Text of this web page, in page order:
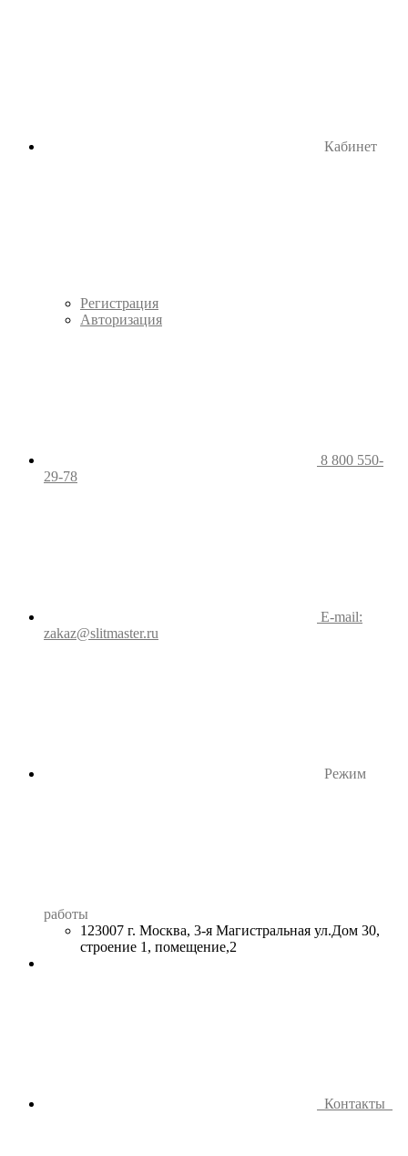
Кабинет
Регистрация
Авторизация
8 800 550-
29-78
E-mail:
zakaz@slitmaster.ru
Режим
работы
123007 г. Москва, 3-я Магистральная ул.Дом 30,
строение 1, помещение,2
Контакты